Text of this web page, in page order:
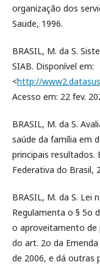
organização dos
Saude, 1996.
BRASIL, M. da S.
SIAB. Disponível em:
<http://
Acesso em: 22 fev.
BRASIL, M. da S.
saúde da família em
principais resultados.
Federativa do Brasil,
BRASIL, M. da S. Lei
Regulamenta o § 5o
o aproveitamento de
do art. 2o da
de 2006, e dá outras